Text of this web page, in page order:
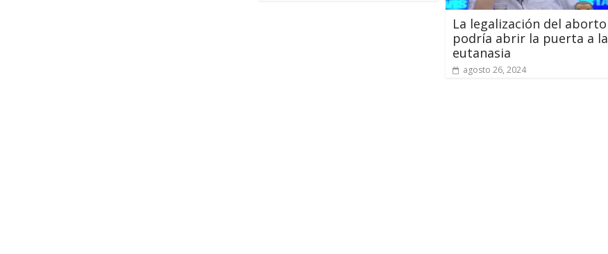
La legalización del aborto
podría abrir la puerta a la
eutanasia
agosto 26, 2024